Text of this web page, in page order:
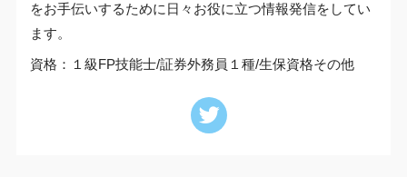
をお手伝いするために日々お役に立つ情報発信をしてい
ます。
資格：１級FP技能士/証券外務員１種/生保資格その他